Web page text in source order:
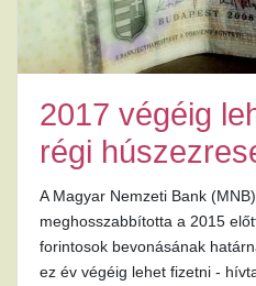
2017 végéig
régi
A Magyar Nemzeti Bank
meghosszabbította a 2015
forintosok bevonásának
ez év végéig lehet fizetni -